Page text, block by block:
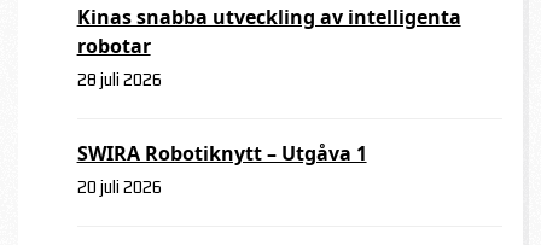
Kinas snabba utveckling av intelligenta
robotar
28 juli 2026
SWIRA Robotiknytt – Utgåva 1
20 juli 2026